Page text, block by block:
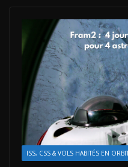
ISS, CSS & VOLS HABITÉS EN